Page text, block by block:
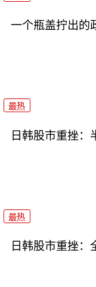
一个瓶盖拧出的
最热
日韩股市重挫：
最热
日韩股市重挫：